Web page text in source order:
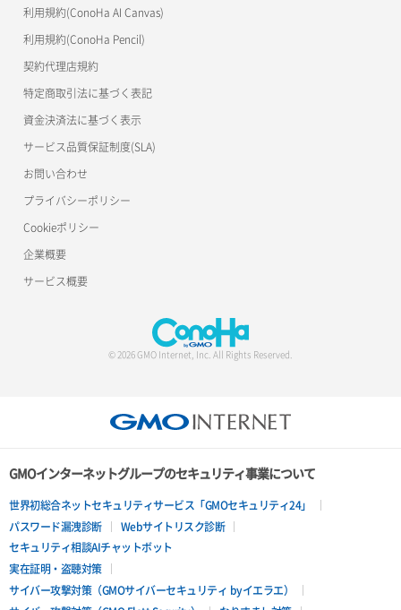
利用規約(ConoHa AI Canvas)
利用規約(ConoHa Pencil)
契約代理店規約
特定商取引法に基づく表記
資金決済法に基づく表示
サービス品質保証制度(SLA)
お問い合わせ
プライバシーポリシー
Cookieポリシー
企業概要
サービス概要
© 2026 GMO Internet, Inc. All Rights Reserved.
GMOインターネットグループのセキュリティ事業について
世界初総合ネットセキュリティサービス「GMOセキュリティ24」
パスワード漏洩診断
Webサイトリスク診断
セキュリティ相談AIチャットボット
実在証明・盗聴対策
サイバー攻撃対策（GMOサイバーセキュリティ byイエラエ）